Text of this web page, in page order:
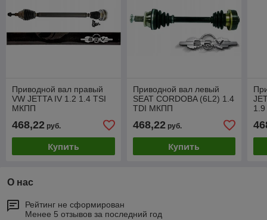
Приводной вал правый
VW JETTA IV 1.2 1.4 TSI
МКПП
468,22 руб.
Купить
Приводной вал левый
SEAT CORDOBA (6L2) 1.4
TDI МКПП
468,22руб.
Купить
О нас
Рейтинг не сформирован
Менее 5 отзывов за последний год